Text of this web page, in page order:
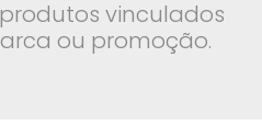
vinculados
ou promoção.